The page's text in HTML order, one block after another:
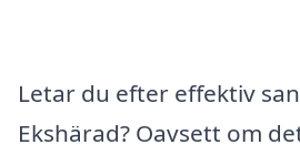
Letar du efter effektiv
Ekshärad? Oavsett om